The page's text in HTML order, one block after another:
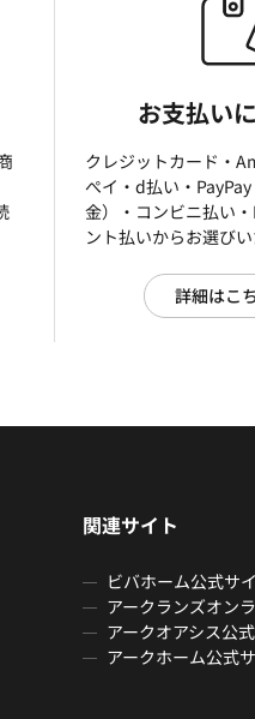
お支払い
クレジットカード・
ぺイ・d払い・
金）・コンビニ払い
ント払いからお選びい
詳細はこ
関連サイト
ビバホーム公式サ
アークランズオン
アークオアシス公
アークホーム公式